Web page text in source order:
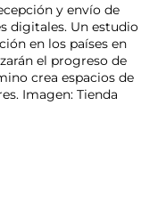
y envío de
digitales. Un estudio
en los países en
el progreso de
crea espacios de
Imagen: Tienda